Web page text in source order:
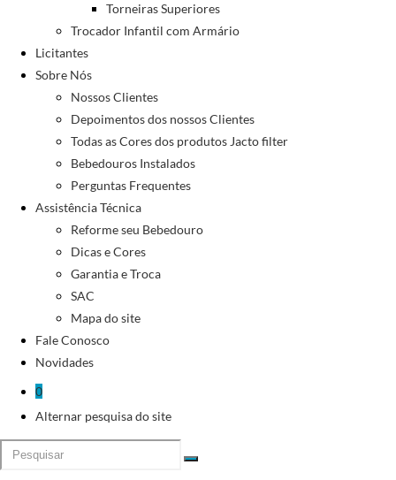
Torneiras Superiores
Trocador Infantil com Armário
Licitantes
Sobre Nós
Nossos Clientes
Depoimentos dos nossos Clientes
Todas as Cores dos produtos Jacto filter
Bebedouros Instalados
Perguntas Frequentes
Assistência Técnica
Reforme seu Bebedouro
Dicas e Cores
Garantia e Troca
SAC
Mapa do site
Fale Conosco
Novidades
0
Alternar pesquisa do site